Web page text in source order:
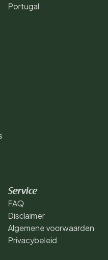
Portugal
Service
FAQ
Disclaimer
Algemene voorwaarden
Privacybeleid